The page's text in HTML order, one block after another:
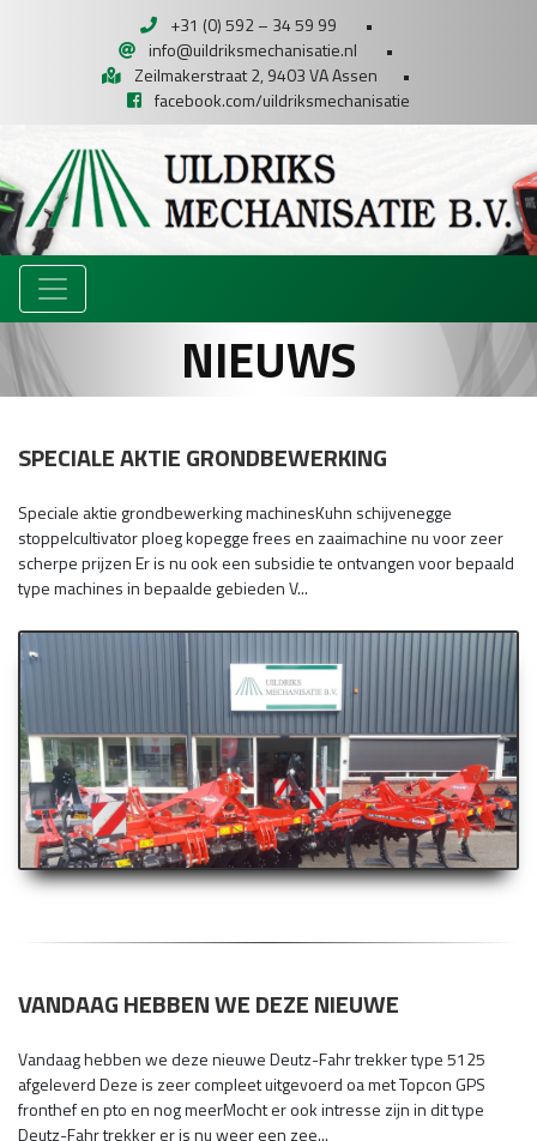
+31 (0) 592 – 34 59 99
•
info@uildriksmechanisatie.nl
•
Zeilmakerstraat 2, 9403 VA Assen
•
facebook.com/uildriksmechanisatie
NIEUWS
SPECIALE AKTIE GRONDBEWERKING
Speciale aktie grondbewerking machinesKuhn schijvenegge
stoppelcultivator ploeg kopegge frees en zaaimachine nu voor zeer
scherpe prijzen Er is nu ook een subsidie te ontvangen voor bepaald
type machines in bepaalde gebieden V...
VANDAAG HEBBEN WE DEZE NIEUWE
Vandaag hebben we deze nieuwe Deutz-Fahr trekker type 5125
afgeleverd Deze is zeer compleet uitgevoerd oa met Topcon GPS
fronthef en pto en nog meerMocht er ook intresse zijn in dit type
Deutz-Fahr trekker er is nu weer een zee...